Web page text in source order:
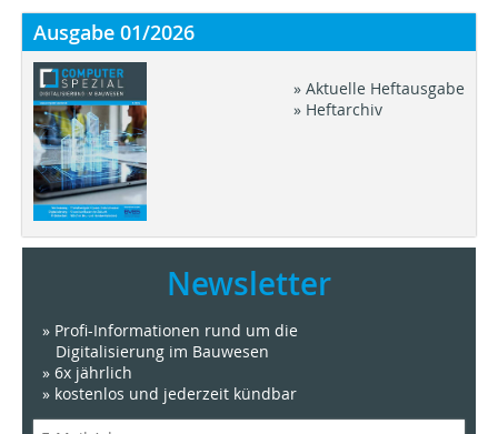
Ausgabe 01/2026
» Aktuelle Heftausgabe
» Heftarchiv
Newsletter
» Profi-Informationen rund um die
Digitalisierung im Bauwesen
» 6x jährlich
» kostenlos und jederzeit kündbar